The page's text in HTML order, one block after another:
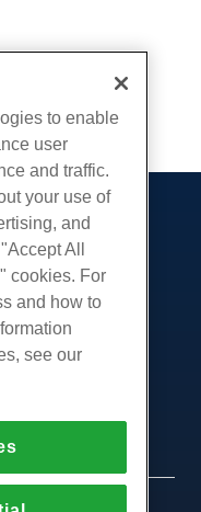
Kopiëren URL
to enable
user
and traffic.
your use of
and
All
cookies. For
and how to
see our